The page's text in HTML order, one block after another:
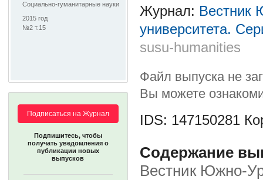
Социально-гуманитарные науки
2015 год
№2 т.15
Подписаться на Журнал
Подпишитесь, чтобы
получать уведомления о
публикации новых
выпусков
Журнал: Вестник
университета.
susu-humanities
Файл выпуска не
Вы можете
IDS: 147150281
Содержание
Вестник Южно-